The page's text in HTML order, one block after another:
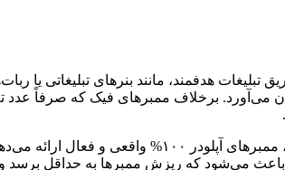
هدفمند، مانند بنرهای تبلیغاتی یا
می‌آورد. برخلاف ممبرهای فیک که صرفاً عدد
دیجی فالوور، به‌ عنوان یکی از معتبرترین
باعث می‌شود که ریزش ممبرها به حداقل